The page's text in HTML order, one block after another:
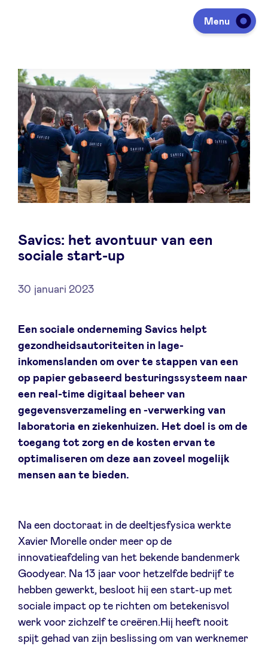
Menu
Investeren
Fondsen ophalen
Portfolio
Agenda
Over ons
Nieuws
Voordelen
BeAngels Academy
BeAngels Luxemburg
NXT Brussels - Investeerders groep
Sponsors
Privacy Policy
BeAngels x PMV
Savics: het avontuur van een
sociale start-up
30 januari 2023
Een sociale onderneming Savics helpt
gezondheidsautoriteiten in lage-
inkomenslanden om over te stappen van een
op papier gebaseerd besturingssysteem naar
een real-time digitaal beheer van
gegevensverzameling en -verwerking van
laboratoria en ziekenhuizen. Het doel is om de
toegang tot zorg en de kosten ervan te
optimaliseren om deze aan zoveel mogelijk
mensen aan te bieden.
Na een doctoraat in de deeltjesfysica werkte
Xavier Morelle onder meer op de
innovatieafdeling van het bekende bandenmerk
Goodyear. Na 13 jaar voor hetzelfde bedrijf te
hebben gewerkt, besloot hij een start-up met
sociale impact op te richten om betekenisvol
werk voor zichzelf te creëren.Hij heeft nooit
spijt gehad van zijn beslissing om van werknemer